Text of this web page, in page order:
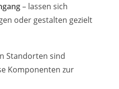
– lassen sich
oder gestalten gezielt
Standorten sind
Komponenten zur